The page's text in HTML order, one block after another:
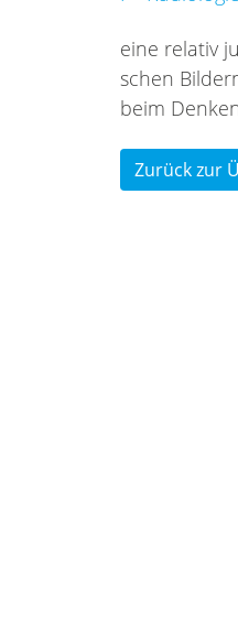
eine re­la­tiv
schen
beim
Zurück zur